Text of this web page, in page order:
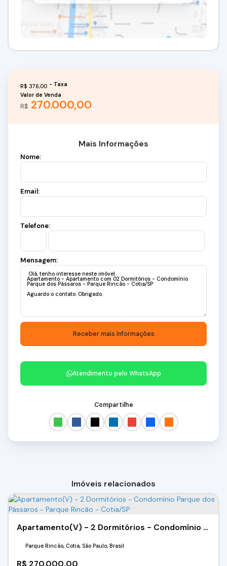
R$ 270.000,00
Valor de Venda
R$ 376,00
Mais Informações
Nome:
Email:
Telefone:
Mensagem:
Atendimento pelo WhatsApp
Compartilhe
Imóveis relacionados
Apartamento(V) - 2 Dormitórios - Condomínio Parque dos Pássaros - Parque Rincão - Cotia/SP
R$ 270.000,00
Parque Rincão, Cotia, São Paulo, Brasil